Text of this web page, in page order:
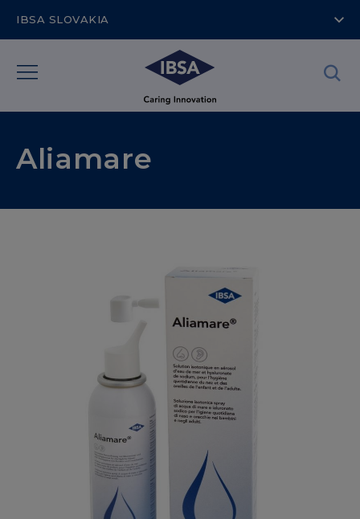
IBSA SLOVAKIA
Aliamare